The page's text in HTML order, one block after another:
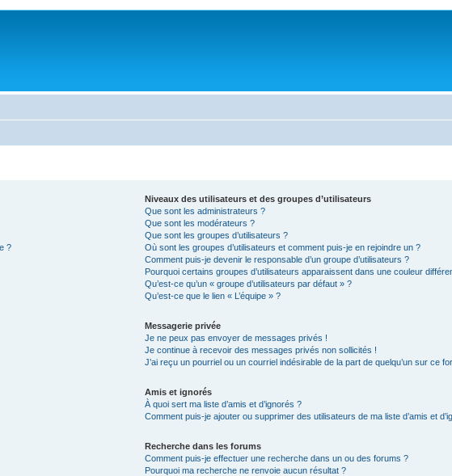
?
Niveaux des utilisateurs et des groupes d’utilisateurs
Que sont les administrateurs ?
Que sont les modérateurs ?
Que sont les groupes d’utilisateurs ?
Où sont les groupes d’utilisateurs et comment puis-je en rejoindre un ?
Comment puis-je devenir le responsable d’un groupe d’utilisateurs ?
Pourquoi certains groupes d’utilisateurs apparaissent dans une couleur
Qu’est-ce qu’un « groupe d’utilisateurs par défaut » ?
Qu’est-ce que le lien « L’équipe » ?
Messagerie privée
Je ne peux pas envoyer de messages privés !
Je continue à recevoir des messages privés non sollicités !
J’ai reçu un pourriel ou un courriel indésirable de la part de quelqu’un sur ce
Amis et ignorés
À quoi sert ma liste d’amis et d’ignorés ?
Comment puis-je ajouter ou supprimer des utilisateurs de ma liste d’amis et
Recherche dans les forums
Comment puis-je effectuer une recherche dans un ou des forums ?
Pourquoi ma recherche ne renvoie aucun résultat ?